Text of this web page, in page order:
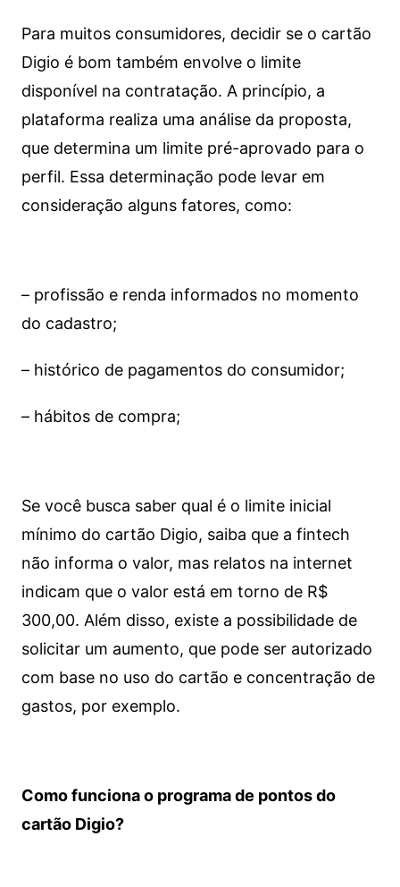
Para muitos consumidores, decidir se o cartão
Digio é bom também envolve o limite
disponível na contratação. A princípio, a
plataforma realiza uma análise da proposta,
que determina um limite pré-aprovado para o
perfil. Essa determinação pode levar em
consideração alguns fatores, como:
– profissão e renda informados no momento
do cadastro;
– histórico de pagamentos do consumidor;
– hábitos de compra;
Se você busca saber qual é o limite inicial
mínimo do cartão Digio, saiba que a fintech
não informa o valor, mas relatos na internet
indicam que o valor está em torno de R$
300,00. Além disso, existe a possibilidade de
solicitar um aumento, que pode ser autorizado
com base no uso do cartão e concentração de
gastos, por exemplo.
Como funciona o programa de pontos do
cartão Digio?